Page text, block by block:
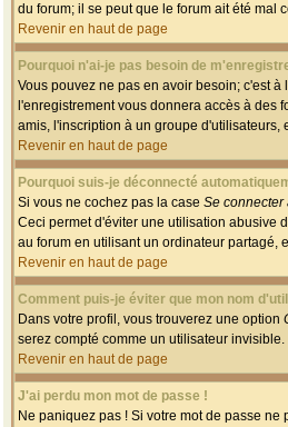
du forum; il se peut que le forum ait été mal
Revenir en haut de page
Pourquoi n'ai-je pas besoin de
Vous pouvez ne pas en avoir besoin; c'est
l'enregistrement vous donnera accès à
amis, l'inscription à un groupe
Revenir en haut de page
Pourquoi suis-je déconnecté
Si vous ne cochez pas la case Se connecter
Ceci permet d'éviter une utilisation abusive
au forum en utilisant un ordinateur partagé,
Revenir en haut de page
Comment puis-je éviter que mon nom
Dans votre profil, vous trouverez une option
serez compté comme un utilisateur invisible.
Revenir en haut de page
J'ai perdu mon mot de passe !
Ne paniquez pas ! Si votre mot de passe